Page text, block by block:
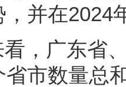
并在2024
，广东省
市数量总